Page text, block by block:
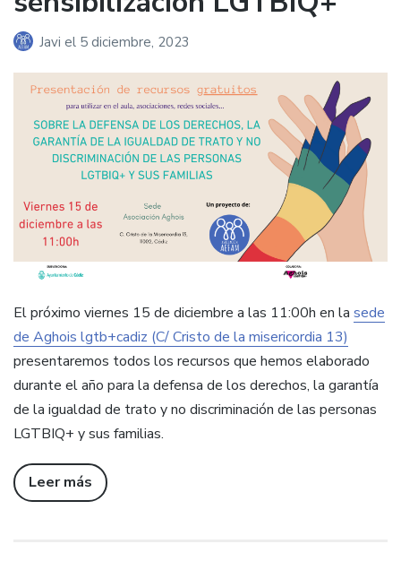
Javi el 5 diciembre, 2023
El próximo viernes 15 de diciembre a las 11:00h en la sede
de Aghois lgtb+cadiz (C/ Cristo de la misericordia 13)
presentaremos todos los recursos que hemos elaborado
durante el año para la defensa de los derechos, la garantía
de la igualdad de trato y no discriminación de las personas
LGTBIQ+ y sus familias.
Leer más